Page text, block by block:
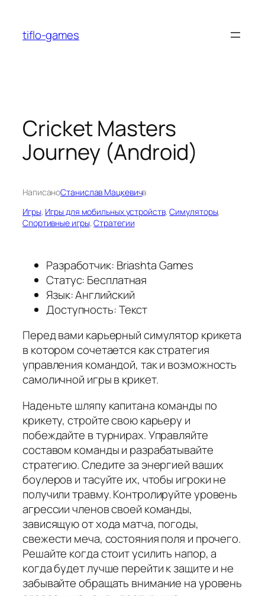
содержимому
tiflo-games
Cricket Masters
Journey (Android)
НаписаноСтанислав Мацкевичв
Игры, Игры для мобильных устройств, Симуляторы
Спортивные игры, Стратегии
Разработчик: Briashta Games
Статус: Бесплатная
Язык: Английский
Доступность: Текст
Перед вами карьерный симулятор крикета
в котором сочетается как стратегия
управления командой, так и возможность
самоличной игры в крикет.
Наденьте шляпу капитана команды по
крикету, стройте свою карьеру и
побеждайте в турнирах. Управляйте
составом команды и разрабатывайте
стратегию. Следите за энергией ваших
боулеров и тасуйте их, чтобы игроки не
получили травму. Контролируйте уровень
агрессии членов своей команды,
зависящую от хода матча, погоды,
свежести меча, состояния поля и прочего.
Решайте когда стоит усилить напор, а
когда будет лучше перейти к защите и не
забывайте обращать внимание на уровень